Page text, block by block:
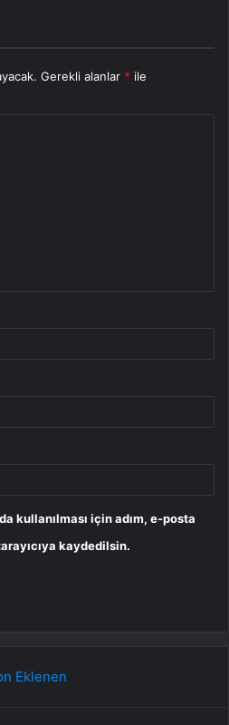
Gerekli alanlar * ile
kullanılması için adım, e-posta
kaydedilsin.
Eklenen